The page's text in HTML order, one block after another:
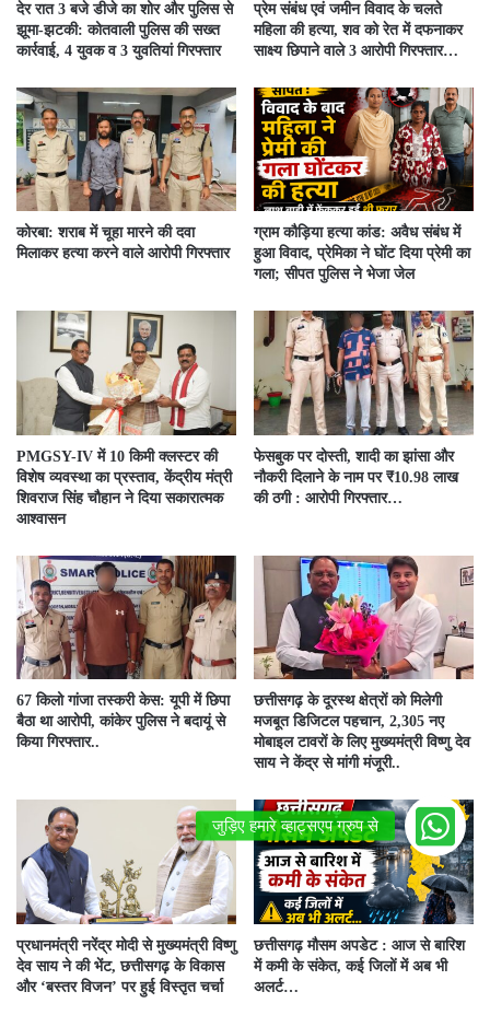
देर रात 3 बजे डीजे का शोर और पुलिस से
झूमा-झटकी: कोतवाली पुलिस की सख्त
कार्रवाई, 4 युवक व 3 युवतियां गिरफ्तार
प्रेम संबंध एवं जमीन विवाद के चलते
महिला की हत्या, शव को रेत में दफनाकर
साक्ष्य छिपाने वाले 3 आरोपी गिरफ्तार…
कोरबा: शराब में चूहा मारने की दवा
मिलाकर हत्या करने वाले आरोपी गिरफ्तार
ग्राम कौड़िया हत्या कांड: अवैध संबंध में
हुआ विवाद, प्रेमिका ने घोंट दिया प्रेमी का
गला; सीपत पुलिस ने भेजा जेल
PMGSY-IV में 10 किमी क्लस्टर की
विशेष व्यवस्था का प्रस्ताव, केंद्रीय मंत्री
शिवराज सिंह चौहान ने दिया सकारात्मक
आश्वासन
फेसबुक पर दोस्ती, शादी का झांसा और
नौकरी दिलाने के नाम पर ₹10.98 लाख
की ठगी : आरोपी गिरफ्तार…
67 किलो गांजा तस्करी केस: यूपी में छिपा
बैठा था आरोपी, कांकेर पुलिस ने बदायूं से
किया गिरफ्तार..
छत्तीसगढ़ के दूरस्थ क्षेत्रों को मिलेगी
मजबूत डिजिटल पहचान, 2,305 नए
मोबाइल टावरों के लिए मुख्यमंत्री विष्णु देव
साय ने केंद्र से मांगी मंजूरी..
प्रधानमंत्री नरेंद्र मोदी से मुख्यमंत्री विष्णु
देव साय ने की भेंट, छत्तीसगढ़ के विकास
और ‘बस्तर विजन’ पर हुई विस्तृत चर्चा
छत्तीसगढ़ मौसम अपडेट : आज से बारिश
में कमी के संकेत, कई जिलों में अब भी
अलर्ट…